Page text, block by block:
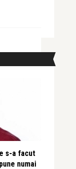
s-a facut
numai